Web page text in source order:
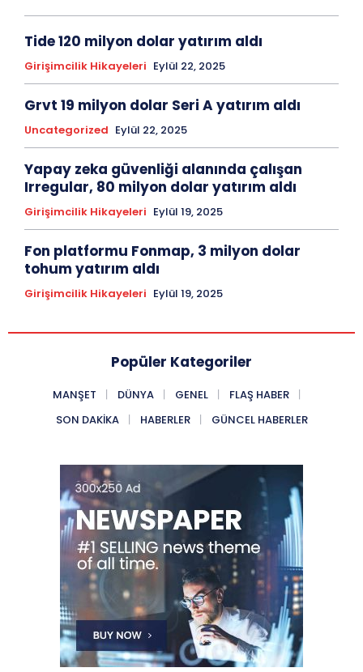
Tide 120 milyon dolar yatırım aldı
Girişimcilik Hikayeleri Eylül 22, 2025
Grvt 19 milyon dolar Seri A yatırım aldı
Uncategorized Eylül 22, 2025
Yapay zeka güvenliği alanında çalışan
Irregular, 80 milyon dolar yatırım aldı
Girişimcilik Hikayeleri Eylül 19, 2025
Fon platformu Fonmap, 3 milyon dolar
tohum yatırım aldı
Girişimcilik Hikayeleri Eylül 19, 2025
Popüler Kategoriler
MANŞET DÜNYA GENEL
FLAŞ HABER
SON DAKIKA
HABERLER GÜNCEL HABERLER